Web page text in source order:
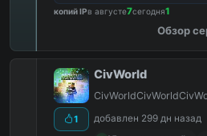
копий IPв августе7сегодня1
Обзор
1
CivWorld
добавлен 299 дн назад